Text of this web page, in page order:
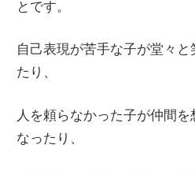
とです。
自己表現が苦手な子が堂々
たり、
人を頼らなかった子が仲間
なったり、